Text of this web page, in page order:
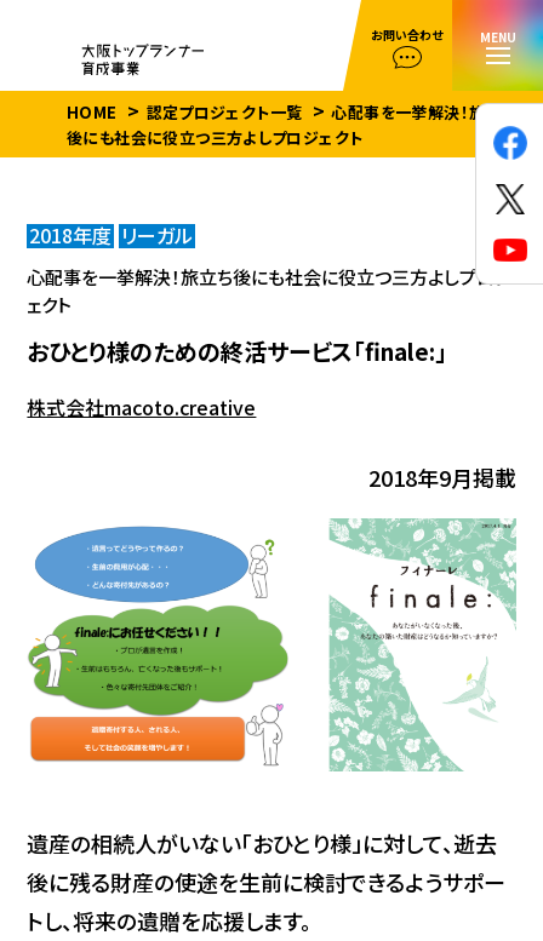
お問い合わせ MENU
HOME 認定プロジェクト一覧
心配事を一挙解決！旅立ち
後にも社会に役立つ三方よしプロジェクト
2018年度 リーガル
心配事を一挙解決！旅立ち後にも社会に役立つ三方よしプロジ
ェクト
おひとり様のための終活サービス「finale:」
株式会社macoto.creative
2018年9月掲載
遺産の相続人がいない「おひとり様」に対して、逝去
後に残る財産の使途を生前に検討できるようサポー
トし、将来の遺贈を応援します。